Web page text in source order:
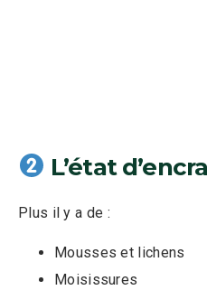
L’état
Plus il y a de :
Mousses et lichens
Moisissures